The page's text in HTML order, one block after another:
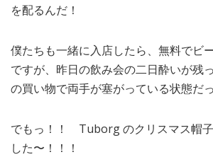
を配るんだ！
僕たちも一緒に入店したら、無料でビ
ですが、昨日の飲み会の二日酔いが残
の買い物で両手が塞がっている状態だ
でもっ！！ Tuborg のクリスマス帽子
した〜！！！